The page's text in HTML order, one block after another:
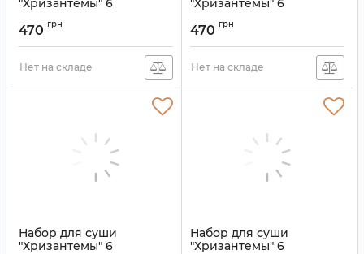
"Хризантемы" 6
Артикул:
470 грн
Нет на складе
"Хризантемы" 6
Артикул:
470 грн
Нет на складе
Набор для суши
"Хризантемы" 6
Набор для суши
"Хризантемы" 6